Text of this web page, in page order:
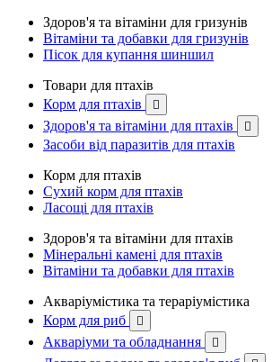
Здоров'я та вітаміни для гризунів
Вітаміни та добавки для гризунів
Пісок для купання шиншил
Товари для птахів
Корм для птахів

Здоров'я та вітаміни для птахів 
Засоби від паразитів для птахів
Корм для птахів
Сухий корм для птахів
Ласощі для птахів
Здоров'я та вітаміни для птахів
Мінеральні камені для птахів
Вітаміни та добавки для птахів
Акваріумістика та тераріумістика
Корм для риб

Акваріуми та обладнання 